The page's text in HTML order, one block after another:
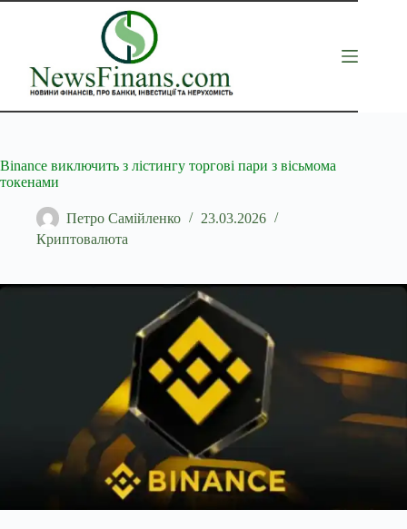
Перейти
Binance виключить з лістингу торгові пари з вісьмома
токенами
Петро Самійленко
23.03.2026
Криптовалюта